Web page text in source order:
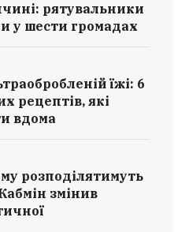
рятувальники
у шести громадах
їжі: 6
рецептів, які
вдома
розподілятимуть
змінив